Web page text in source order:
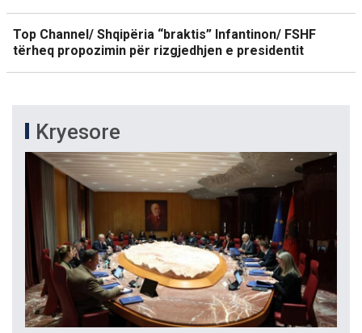
Top Channel/ Shqipëria “braktis” Infantinon/ FSHF
tërheq propozimin për rizgjedhjen e presidentit
Kryesore